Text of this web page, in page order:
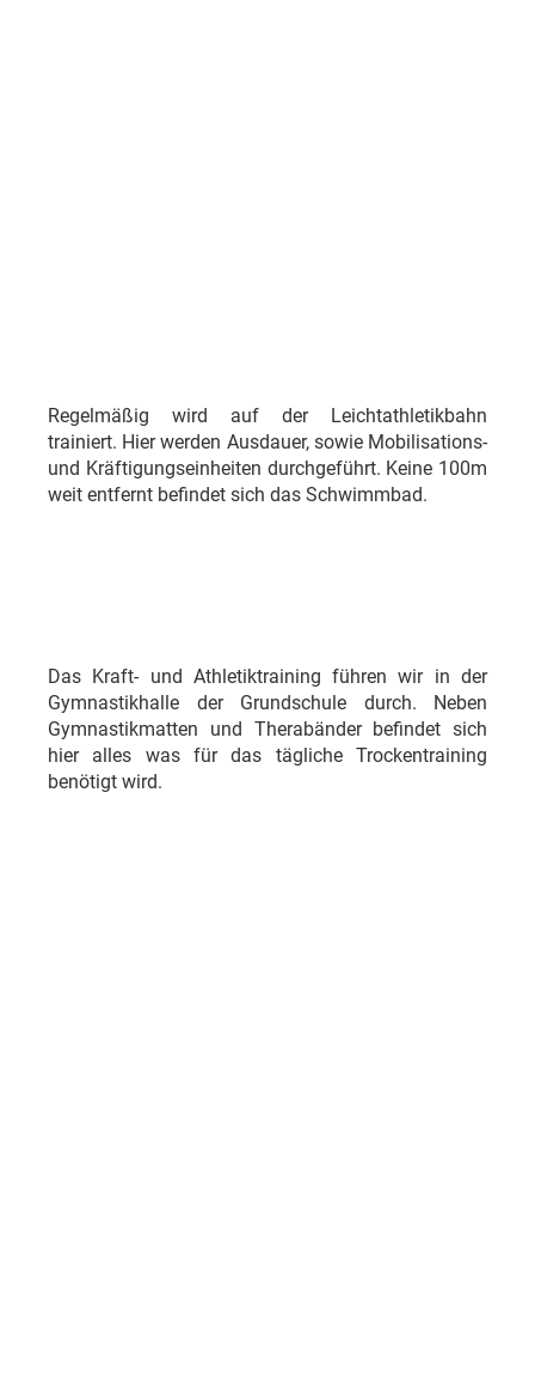
Regelmäßig wird auf der Leichtathletikbahn
trainiert. Hier werden Ausdauer, sowie Mobilisations-
und Kräftigungseinheiten durchgeführt. Keine 100m
weit entfernt befindet sich das Schwimmbad.
Das Kraft- und Athletiktraining führen wir in der
Gymnastikhalle der Grundschule durch. Neben
Gymnastikmatten und Therabänder befindet sich
hier alles was für das tägliche Trockentraining
benötigt wird.